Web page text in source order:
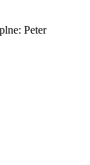
Peter